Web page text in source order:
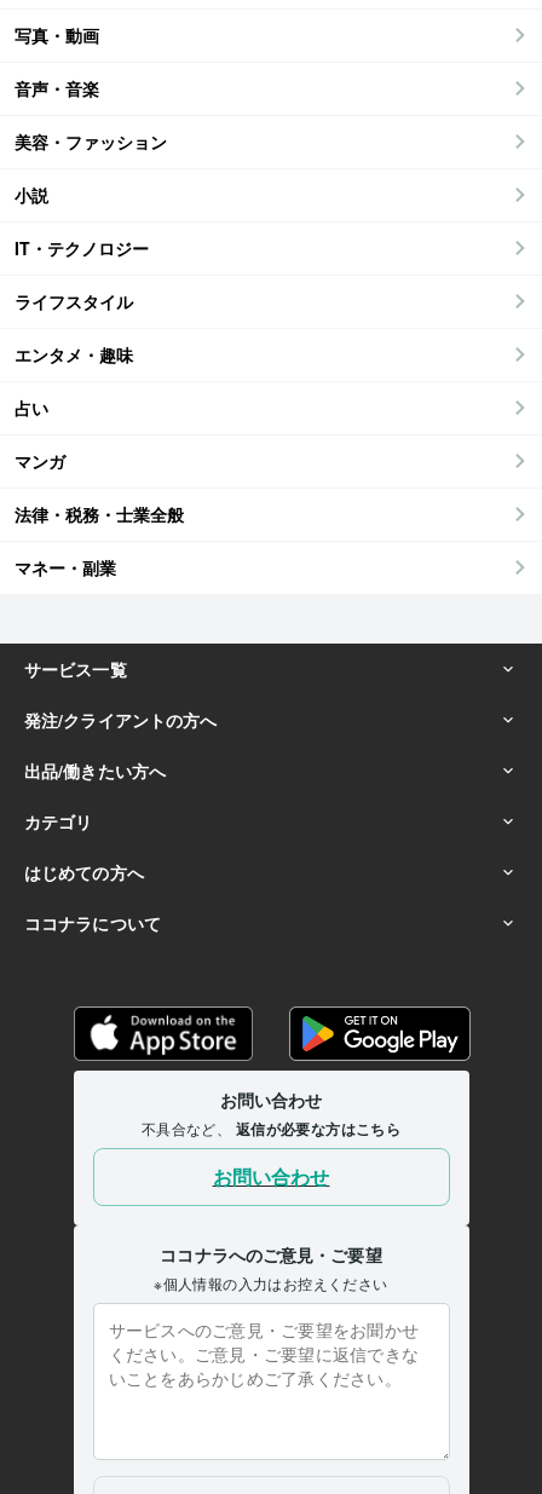
写真・動画
音声・音楽
美容・ファッション
小説
IT・テクノロジー
ライフスタイル
エンタメ・趣味
占い
マンガ
法律・税務・士業全般
マネー・副業